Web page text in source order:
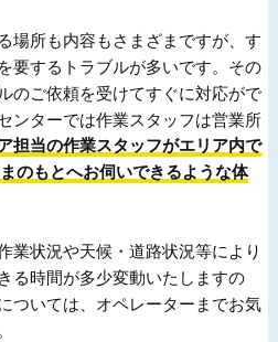
場所も内容もさまざまですが、す
要するトラブルが多いです。その
のご依頼を受けてすぐに対応がで
ンターでは作業スタッフは営業所
担当の作業スタッフがエリア内で
のもとへお伺いできるような体
業状況や天候・道路状況等により
る時間が多少変動いたしますの
ついては、オペレーターまでお気